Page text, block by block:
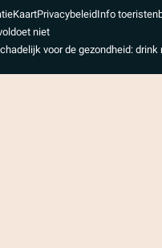
KaartPrivacybeleidInfo
niet
voor de gezondheid: drink